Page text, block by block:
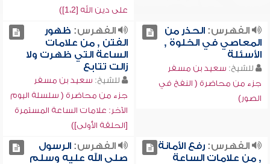
على دين الله [1،2])
الفهرس:الحذر من
المعاصي في الخلوة ,
الأسئلة
للشيخ: سعيد بن مسفر
جزء من محاضرة ( النفخ في
الصور)
الفهرس: ظهور
الفتن , من علامات
الساعة التي ظهرت ولا
زالت تتابع
للشيخ: سعيد بن مسفر
جزء من محاضرة ( سلسلة اليوم
الآخر: علامات الساعة المستمرة
[الحلقة الأولى])
الفهرس:رفع الأمانة
, من علامات الساعة
الفهرس:الرسول
صلى الله عليه وسلم